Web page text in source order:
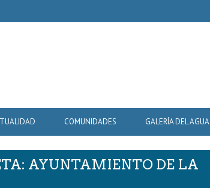
COMUNIDADES GALERÍA DEL AGUA
AYUNTAMIENTO DE LA